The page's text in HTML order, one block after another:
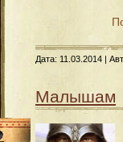
Дата: 11.03.2014 |
Малышам